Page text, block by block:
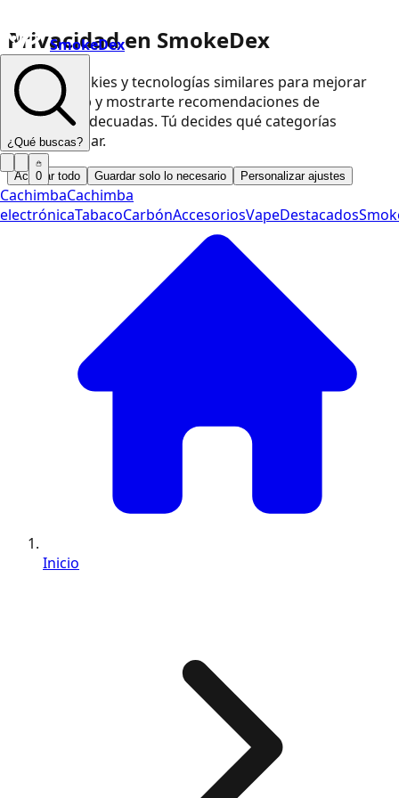
Privacidad en SmokeDex
Usamos cookies y tecnologías similares para mejorar
nuestra web y mostrarte recomendaciones de
productos adecuadas. Tú decides qué categorías
podemos usar.
Aceptar todo Guardar solo lo necesario Personalizar ajustes
SmokeDex
¿Qué buscas?
0
CachimbaCachimba
electrónicaTabacoCarbónAccesoriosVapeDestacados
Inicio